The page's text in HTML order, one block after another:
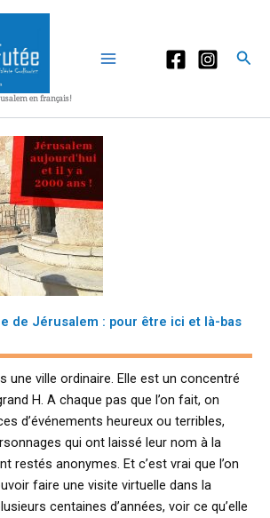
en français!
de Jérusalem : pour être ici et là-bas
une ville ordinaire. Elle est un concentré
H. A chaque pas que l’on fait, on
d’événements heureux ou terribles,
qui ont laissé leur nom à la
restés anonymes. Et c’est vrai que l’on
faire une visite virtuelle dans la
centaines d’années, voir ce qu’elle